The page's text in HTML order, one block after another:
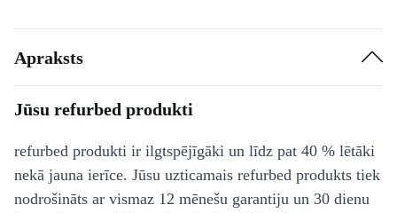
Apraksts
Jūsu refurbed produkti
refurbed produkti ir ilgtspējīgāki un līdz pat 40 % lētāki
nekā jauna ierīce. Jūsu uzticamais refurbed produkts tiek
nodrošināts ar vismaz 12 mēnešu garantiju un 30 dienu